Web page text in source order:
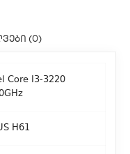
თავად
(0)
Core I3-3220
H61